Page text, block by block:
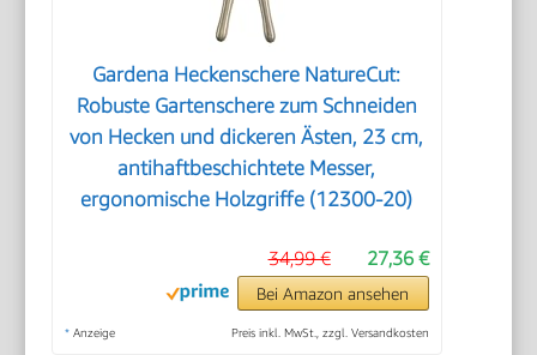
Gardena Heckenschere NatureCut:
Robuste Gartenschere zum Schneiden
von Hecken und dickeren Ästen, 23 cm,
antihaftbeschichtete Messer,
ergonomische Holzgriffe (12300-20)
27,36 €
34,99 €
Bei Amazon ansehen
* Anzeige Preis inkl. MwSt., zzgl. Versandkosten